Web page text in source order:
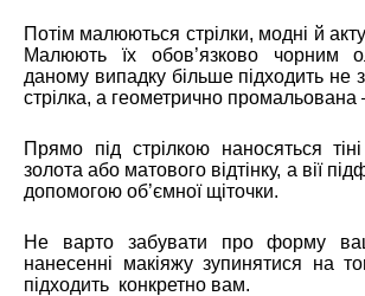
Потім малюються стрілки, модні й
Малюють їх обов’язково чорним
даному випадку більше підходить не
стрілка, а геометрично промальована
Прямо під стрілкою наносяться тіні
золота або матового відтінку, а вії
допомогою об’ємної щіточки.
Не варто забувати про форму
нанесенні макіяжу зупинятися на
підходить конкретно вам.